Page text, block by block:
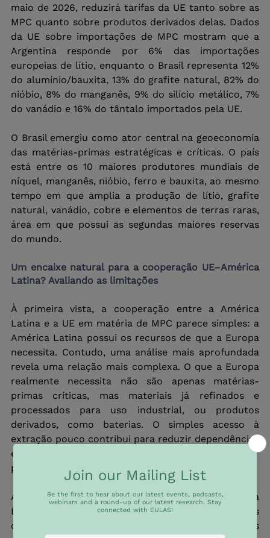
maio de 2026, reduzirá tarifas da UE tanto sobre as
MPC quanto sobre produtos derivados delas. Dados
da UE sobre importações de MPC mostram que a
Argentina responde por 6% das importações
europeias de lítio, enquanto o Brasil representa 12%
do alumínio/bauxita, 13% do grafite natural, 82% do
nióbio, 8% do manganês, 9% do silício metálico, 7%
do vanádio e 16% do tântalo importados pela UE.
O Brasil emergiu como ator central na geoeconomia
das matérias-primas estratégicas e críticas. O país
está entre os 10 maiores produtores mundiais de
níquel, manganês, nióbio, ferro e bauxita, ao mesmo
tempo em que amplia a produção de lítio, grafite
natural, vanádio, cobre e elementos de terras raras,
área em que possui as segundas maiores reservas
do mundo.
Um encaixe natural para a cooperação UE–América
Latina? Avaliando as limitações
À primeira vista, a cooperação entre a América
Latina e a UE em matéria de MPC parece simples: a
América Latina possui os recursos de que a Europa
necessita. Contudo, uma análise mais aprofundada
revela uma relação mais complexa. O que a Europa
realmente necessita não são apenas matérias-
primas críticas, mas materiais já refinados e
processados para uso industrial, ou produtos
derivados, como baterias. O simples acesso à
extração pouco contribui para reduzir dependências
estratégicas se etapas-chave da cadeia de valor
permanecerem concentradas em outros lugares.
Assim, no que se refere às MPC, Europa e América
Latina enfrentam gargalos semelhantes, apesar das
diferenças em recursos naturais. Ambas as regiões